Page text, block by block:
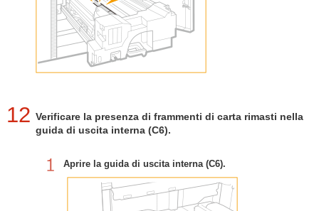
12 Verificare la presenza di frammenti di carta rimasti nella
guida di uscita interna (C6).
Aprire la guida di uscita interna (C6).